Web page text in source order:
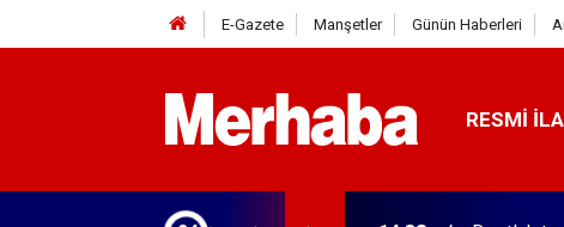
E-Gazete Manşetler Günün Haberleri
RESMI